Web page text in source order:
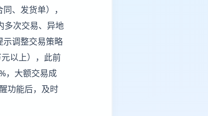
、发货单），
多次交易、异地
示调整交易策略
以上），此前
，大额交易成
功能后，及时